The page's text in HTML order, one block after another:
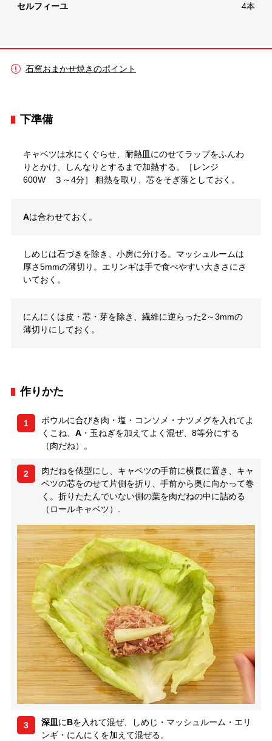
セルフィーユ 4本
石窯おまかせ焼きのポイント
下準備
キャベツは水にくぐらせ、耐熱皿にのせてラップをふんわ
りとかけ、しんなりとするまで加熱する。［レンジ
600W ３～4分］ 粗熱を取り、芯をそぎ落としておく。
Aは合わせておく。
しめじは石づきを除き、小房に分ける。マッシュルームは
厚さ5mmの薄切り。エリンギは手で食べやすい大きさにさ
いておく。
にんにくは皮・芯・芽を除き、繊維に逆らった2～3mmの
薄切りにしておく。
作りかた
1
ボウルに合びき肉・塩・コンソメ・ナツメグを入れてよ
くこね、 A ・玉ねぎを加えてよく混ぜ、8等分にする
（肉だね）。
2
肉だねを俵型にし、キャベツの手前に横長に置き、キャ
ベツの芯をのせて片側を折り、手前から奥に向かって巻
く。折りたたんでいない側の葉を肉だねの中に詰める
（ロールキャベツ）.
3 深皿にBを入れて混ぜ、しめじ・マッシュルーム・エリ
ンギ・にんにくを加えて混ぜる。